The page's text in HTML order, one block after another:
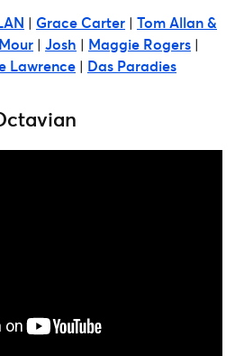
| Grace Carter | Tom Allan &
| Josh | Maggie Rogers |
Lawrence | Das Paradies